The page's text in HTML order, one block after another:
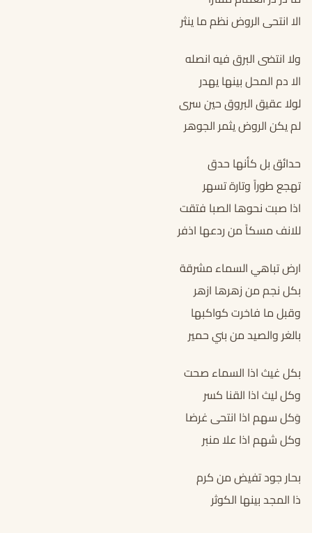
الا انتحى الروض نظم ما ينثر
ولا انتضى البرق فيه انصله
الا دم المحل بينها يهدر
لولا عقيق البروق حين سرى
لم يكن الروض يثمر الجوهر
حدائق بل كأنها حدق
تهجع طوراً وتارة تسهر
اذا صبت نحوها الصبا فتقت
للانف مسكاً من ردعها اذفر
ارض تباهي السماء مشرقة
بكل نجم من زهرها ازهر
وقبل ما فاخرت كواكبها
بالغر والصيد من بني حمير
بكل غيث اذا السماء صحت
وكل ليث اذا القنا كسر
وَكل سهم اذا انتحى غرضا
وكل شهم اذا علا منبر
بحار جود تفيض من كرم
ذا المجد بينها الكوثر